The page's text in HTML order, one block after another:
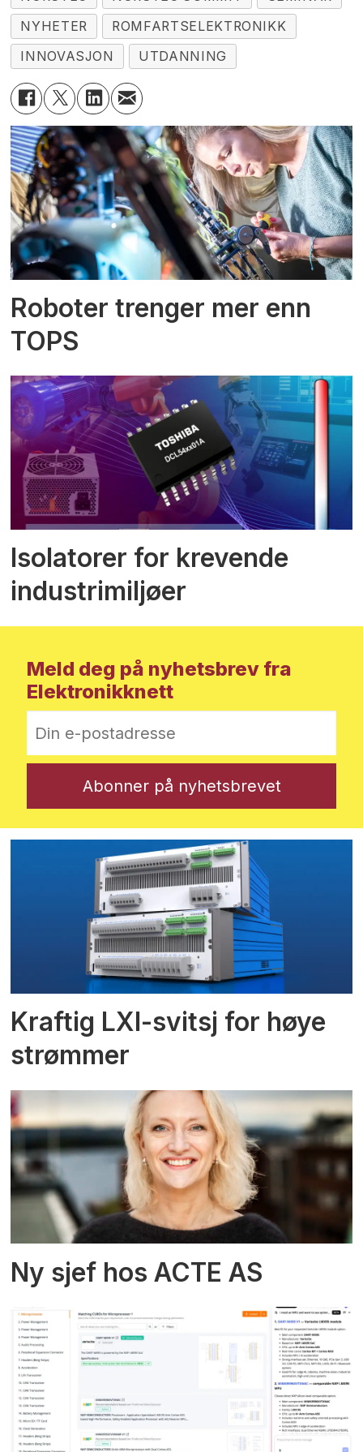
NYHETER
ROMFARTSELEKTRONIKK
INNOVASJON
UTDANNING
Roboter trenger mer enn
TOPS
Isolatorer for krevende
industrimiljøer
Meld deg på nyhetsbrev fra
Elektronikknett
Kraftig LXI-svitsj for høye
strømmer
Ny sjef hos ACTE AS